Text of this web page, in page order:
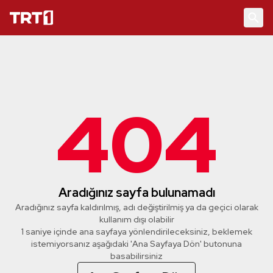
404
Aradığınız sayfa bulunamadı
Aradığınız sayfa kaldırılmış, adı değiştirilmiş ya da geçici olarak
kullanım dışı olabilir
1 saniye içinde ana sayfaya yönlendirileceksiniz, beklemek
istemiyorsanız aşağıdaki 'Ana Sayfaya Dön' butonuna
basabilirsiniz